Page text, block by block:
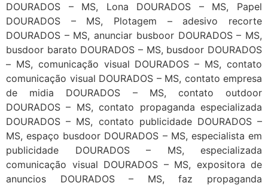
DOURADOS – MS, Lona DOURADOS – MS, Papel
DOURADOS – MS, Plotagem – adesivo recorte
DOURADOS – MS, anunciar busboor DOURADOS – MS,
busdoor barato DOURADOS – MS, busdoor DOURADOS
– MS, comunicação visual DOURADOS – MS, contato
comunicação visual DOURADOS – MS, contato empresa
de midia DOURADOS – MS, contato outdoor
DOURADOS – MS, contato propaganda especializada
DOURADOS – MS, contato publicidade DOURADOS –
MS, espaço busdoor DOURADOS – MS, especialista em
publicidade DOURADOS – MS, especializada
comunicação visual DOURADOS – MS, expositora de
anuncios DOURADOS – MS, faz propaganda